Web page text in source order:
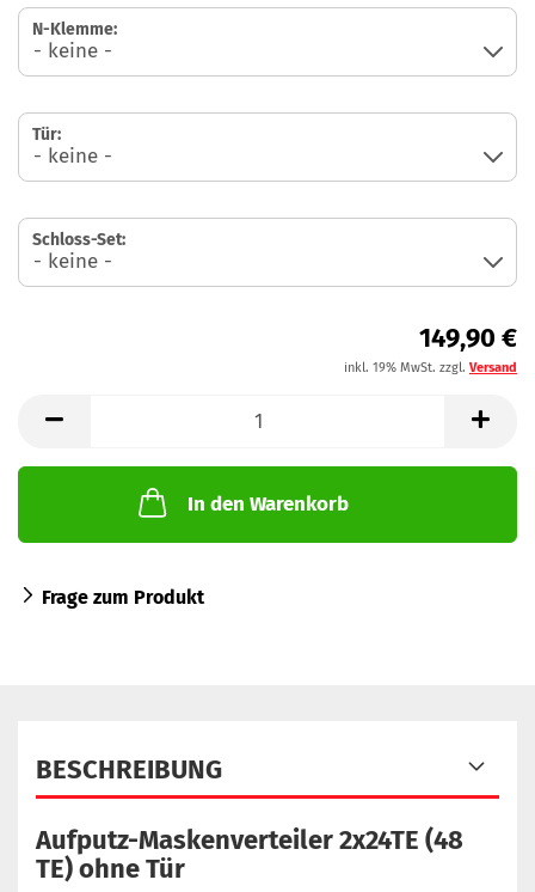
N-​Klemme:
Tür:
Schloss-​Set:
149,90 €
inkl. 19% MwSt. zzgl. Versand
In den Warenkorb
Frage zum Produkt
BESCHREIBUNG
Aufputz-Maskenverteiler 2x24TE (48
TE) ohne Tür